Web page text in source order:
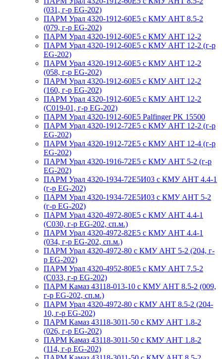
(031, г-р EG-202)
ПАРМ Урал 4320-1912-60Е5 с КМУ АНТ 8.5-2
(079, г-р EG-202)
ПАРМ Урал 4320-1912-60Е5 с КМУ АНТ 12-2
ПАРМ Урал 4320-1912-60Е5 с КМУ АНТ 12-2 (г-р
EG-202)
ПАРМ Урал 4320-1912-60Е5 с КМУ АНТ 12-2
(058, г-р EG-202)
ПАРМ Урал 4320-1912-60Е5 с КМУ АНТ 12-2
(160, г-р EG-202)
ПАРМ Урал 4320-1912-60Е5 с КМУ АНТ 12-2
(С019-01, г-р EG-202)
ПАРМ Урал 4320-1912-60Е5 Palfinger PK 15500
ПАРМ Урал 4320-1912-72Е5 с КМУ АНТ 12-2 (г-р
EG-202)
ПАРМ Урал 4320-1912-72Е5 с КМУ АНТ 12-4 (г-р
EG-202)
ПАРМ Урал 4320-1916-72Е5 с КМУ АНТ 5-2 (г-р
EG-202)
ПАРМ Урал 4320-1934-72Е5И03 с КМУ АНТ 4.4-1
(г-р EG-202)
ПАРМ Урал 4320-1934-72Е5И03 с КМУ АНТ 5-2
(г-р EG-202)
ПАРМ Урал 4320-4972-80Е5 с КМУ АНТ 4.4-1
(С030, г-р EG-202, сп.м.)
ПАРМ Урал 4320-4972-82Е5 с КМУ АНТ 4.4-1
(034, г-р EG-202, сп.м.)
ПАРМ Урал 4320-4972-80 с КМУ АНТ 5-2 (204, г-
р EG-202)
ПАРМ Урал 4320-4952-80Е5 с КМУ АНТ 7.5-2
(С033, г-р EG-202)
ПАРМ Камаз 43118-013-10 с КМУ АНТ 8.5-2 (009,
г-р EG-202, сп.м.)
ПАРМ Урал 4320-4972-80 с КМУ АНТ 8.5-2 (204-
10, г-р EG-202)
ПАРМ Камаз 43118-3011-50 с КМУ АНТ 1.8-2
(026, г-р EG-202)
ПАРМ Камаз 43118-3011-50 с КМУ АНТ 1.8-2
(114, г-р EG-202)